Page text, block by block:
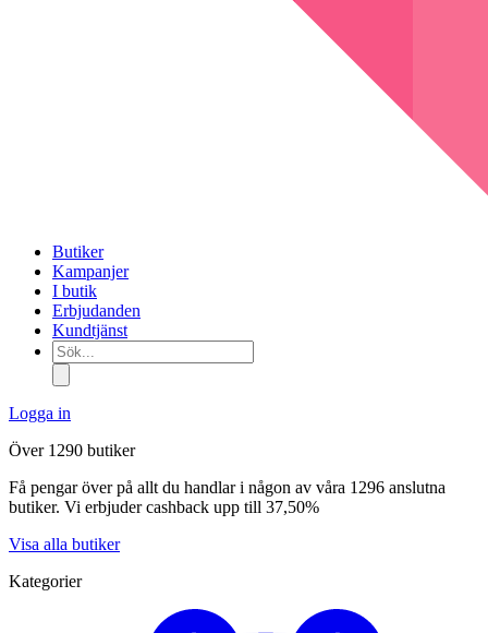
Butiker
Kampanjer
I butik
Erbjudanden
Kundtjänst
Sök...
Logga in
Över 1290 butiker
Få pengar över på allt du handlar i någon av våra 1296 anslutna
butiker. Vi erbjuder cashback upp till 37,50%
Visa alla butiker
Kategorier